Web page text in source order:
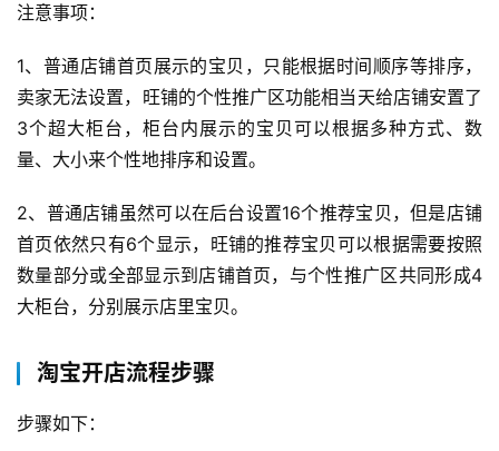
注意事项：
1、普通店铺首页展示的宝贝，只能根据时间顺序等排序，
卖家无法设置，旺铺的个性推广区功能相当天给店铺安置了
3个超大柜台，柜台内展示的宝贝可以根据多种方式、数
量、大小来个性地排序和设置。
2、普通店铺虽然可以在后台设置16个推荐宝贝，但是店铺
首页依然只有6个显示，旺铺的推荐宝贝可以根据需要按照
数量部分或全部显示到店铺首页，与个性推广区共同形成4
大柜台，分别展示店里宝贝。
淘宝开店流程步骤
步骤如下：